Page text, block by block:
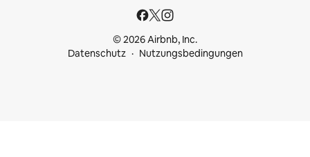
© 2026 Airbnb, Inc.
Datenschutz
Nutzungsbedingungen